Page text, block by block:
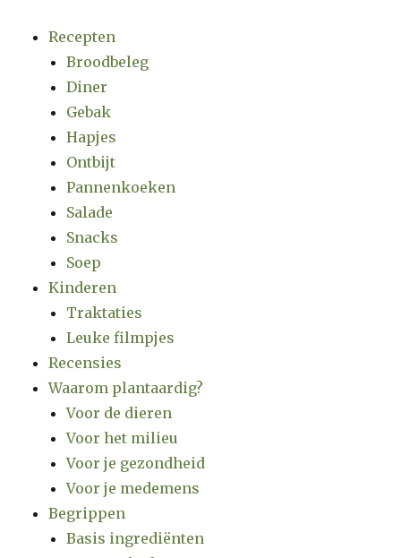
Recepten
Broodbeleg
Diner
Gebak
Hapjes
Ontbijt
Pannenkoeken
Salade
Snacks
Soep
Kinderen
Traktaties
Leuke filmpjes
Recensies
Waarom plantaardig?
Voor de dieren
Voor het milieu
Voor je gezondheid
Voor je medemens
Begrippen
Basis ingrediënten